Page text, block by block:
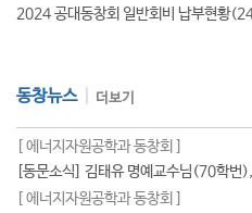
2024 공대동창회 일반회비 납부현황
동창뉴스 더보기
[ 에너지자원공학과 동창회 ]
[ 에너지자원공학과 동창회 ]